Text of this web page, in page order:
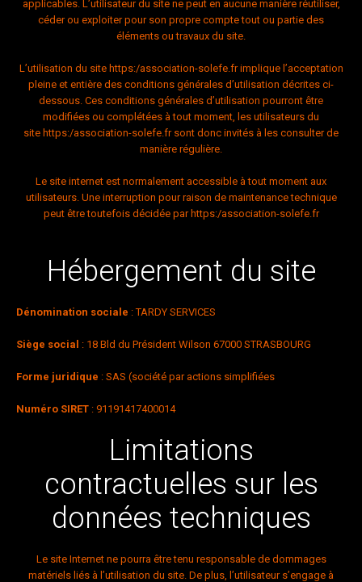
applicables. L’utilisateur du site ne peut en aucune manière réutiliser,
céder ou exploiter pour son propre compte tout ou partie des
éléments ou travaux du site.
L’utilisation du site https:/association-solefe.frimplique l’acceptation
pleine et entière des conditions générales d’utilisation décrites ci-
dessous. Ces conditions générales d’utilisation pourront être
modifiées ou complétées à tout moment, les utilisateurs du
site https:/association-solefe.frsont donc invités à les consulter de
manière régulière.
Le site internet est normalement accessible à tout moment aux
utilisateurs. Une interruption pour raison de maintenance technique
peut être toutefois décidée par https:/association-solefe.fr
Hébergement du site
Dénomination sociale : TARDY SERVICES
Siège social : 18 Bld du Président Wilson 67000 STRASBOURG
Forme juridique : SAS (société par actions simplifiées
Numéro SIRET : 91191417400014
Limitations
contractuelles sur les
données techniques
Le site Internet ne pourra être tenu responsable de dommages
matériels liés à l’utilisation du site. De plus, l’utilisateur s’engage à